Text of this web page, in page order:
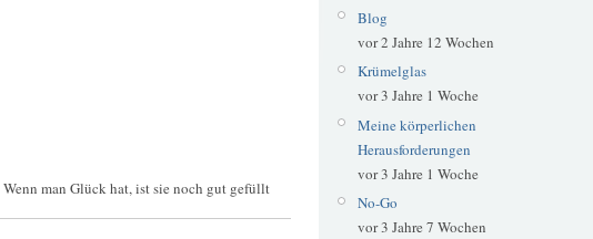
Wenn man Glück hat, ist sie noch gut gefüllt
Blog
vor 2 Jahre 12 Wochen
Krümelglas
vor 3 Jahre 1 Woche
Meine körperlichen
Herausforderungen
vor 3 Jahre 1 Woche
No-Go
vor 3 Jahre 7 Wochen